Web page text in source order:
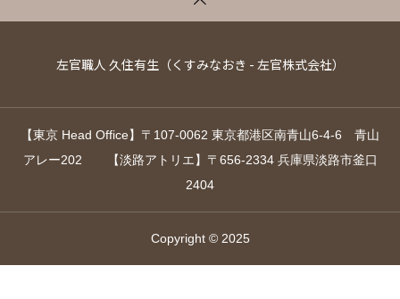
左官職人 久住有生（くすみなおき - 左官株式会社）
【東京 Head Office】〒107-0062 東京都港区南青山6-4-6 青山
アレー202 【淡路アトリエ】〒656-2334 兵庫県淡路市釜口
2404
Copyright © 2025